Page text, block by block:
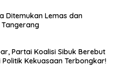
Ditemukan Lemas dan
Tangerang
Partai Koalisi Sibuk Berebut
Kekuasaan Terbongkar!